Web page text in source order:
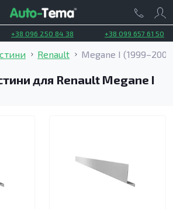
+38 096 250 84 38 +38 099 657 61 50
Renault Megane I
для Renault Megane I